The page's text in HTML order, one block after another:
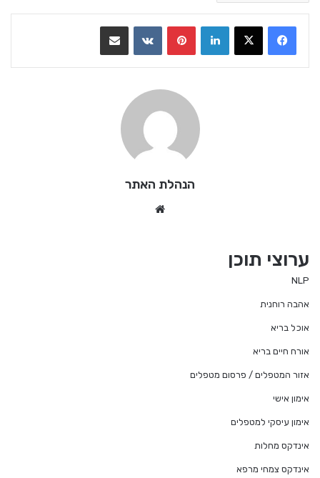
LinkedIn
VKontakte
הנהלת האתר
ערוצי תוכן
NLP
אהבה רוחנית
אוכל בריא
אורח חיים בריא
אזור המטפלים / פרסום מטפלים
אימון אישי
אימון עיסקי למטפלים
אינדקס מחלות
אינדקס צמחי מרפא